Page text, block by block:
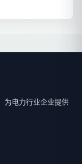
为电力行业企业提供